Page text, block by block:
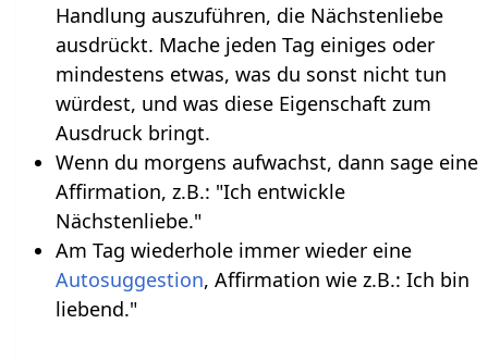
Handlung auszuführen, die Nächstenliebe
ausdrückt. Mache jeden Tag einiges oder
mindestens etwas, was du sonst nicht tun
würdest, und was diese Eigenschaft zum
Ausdruck bringt.
Wenn du morgens aufwachst, dann sage eine
Affirmation, z.B.: "Ich entwickle
Nächstenliebe."
Am Tag wiederhole immer wieder eine
Autosuggestion, Affirmation wie z.B.: Ich bin
liebend."